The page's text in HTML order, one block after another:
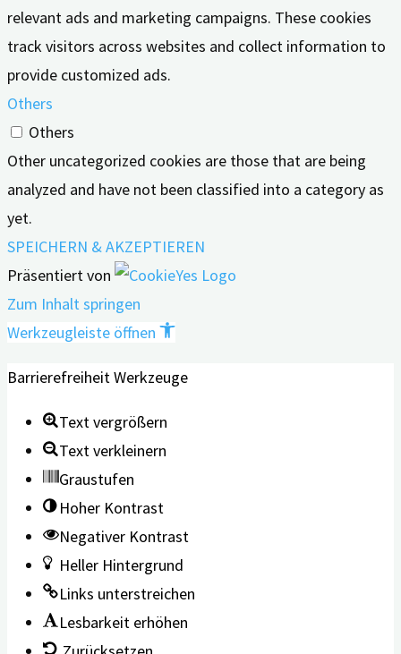
relevant ads and marketing campaigns. These cookies
track visitors across websites and collect information to
provide customized ads.
Others
Others
Other uncategorized cookies are those that are being
analyzed and have not been classified into a category as
yet.
SPEICHERN & AKZEPTIEREN
Präsentiert von
Zum Inhalt springen
Werkzeugleiste öffnen
Barrierefreiheit Werkzeuge
Text vergrößern
Text verkleinern
Graustufen
Hoher Kontrast
Negativer Kontrast
Heller Hintergrund
Links unterstreichen
Lesbarkeit erhöhen